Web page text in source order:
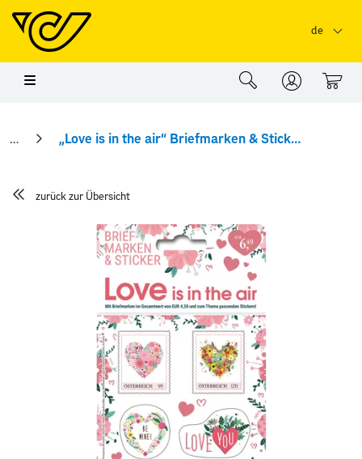
Springe zu Hauptinhalt
de
0
„Love is in the air“ Briefmarken & Sticker
zurück zur Übersicht